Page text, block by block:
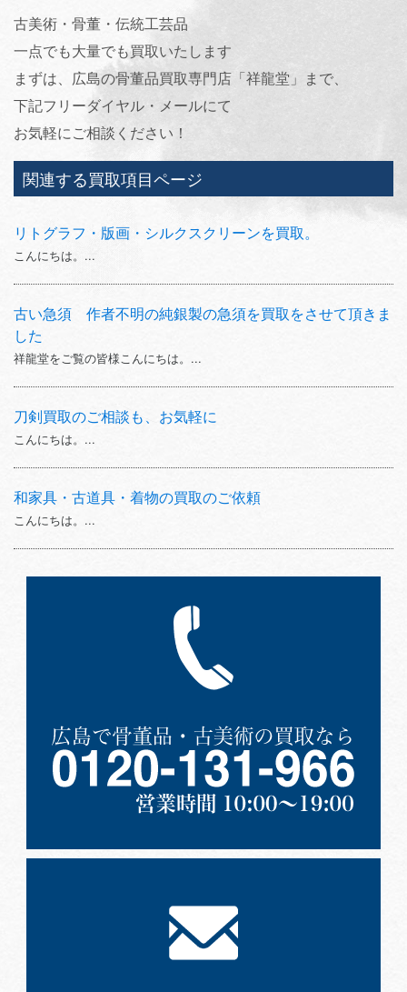
古美術・骨董・伝統工芸品
一点でも大量でも買取いたします
まずは、広島の骨董品買取専門店「祥龍堂」まで、
下記フリーダイヤル・メールにて
お気軽にご相談ください！
関連する買取項目ページ
リトグラフ・版画・シルクスクリーンを買取。
こんにちは。...
古い急須 作者不明の純銀製の急須を買取をさせて頂きま
した
祥龍堂をご覧の皆様こんにちは。...
刀剣買取のご相談も、お気軽に
こんにちは。...
和家具・古道具・着物の買取のご依頼
こんにちは。...